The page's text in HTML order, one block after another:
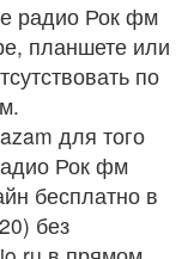
радио Рок фм
планшете или
по
для того
Рок фм
бесплатно в
без